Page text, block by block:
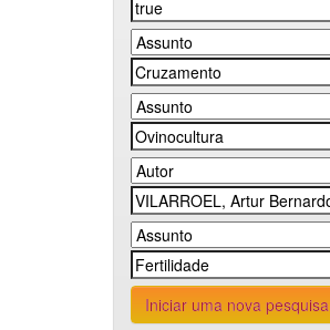
Iniciar uma nova pesquisa